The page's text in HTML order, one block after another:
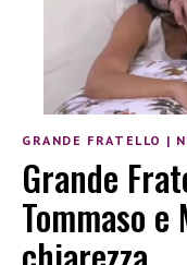
GRANDE FRATELLO |
Grande
Tommaso